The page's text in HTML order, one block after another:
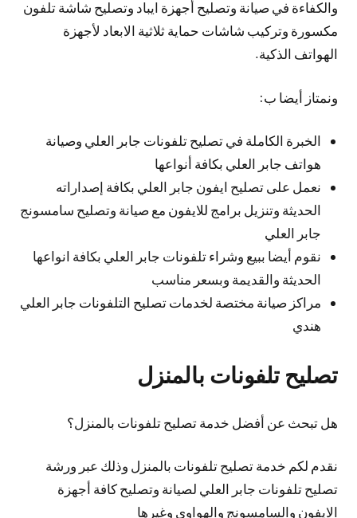
والكفاءة في صيانة وتصليح أجهزة ايباد وتصليح شاشة تلفون
مكسورة وتركيب شاشات حماية ثلاثية الابعاد لأجهزة
الهواتف الذكية.
ونمتاز أيضا ب:
الخبرة الكاملة في تصليح تلفونات جابر العلي وصيانة
هواتف جابر العلي بكافة أنواعها
نعمل على تصليح ايفون جابر العلي بكافة إصداراته
الحديثة وتنزيل برامج للايفون مع صيانة وتصليح سامسونج
جابر العلي
نقوم أيضا ببيع وشراء تلفونات جابر العلي بكافة انواعها
الحديثة والقديمة وبسعر مناسب
مراكز صيانة مختصة لخدمات تصليح التلفونات جابر العلي
هندي
تصليح تلفونات بالمنزل
هل تبحث عن أفضل خدمة تصليح تلفونات بالمنزل؟
نقدم لكم خدمة تصليح تلفونات بالمنزل وذلك عبر ورشة
تصليح تلفونات جابر العلي لصيانة وتصليح كافة أجهزة
الايفون والسامسونج والهواوي وغيرها